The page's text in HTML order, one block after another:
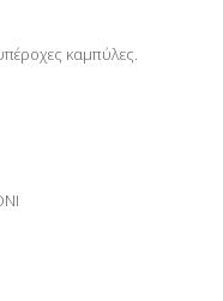
καμπύλες.